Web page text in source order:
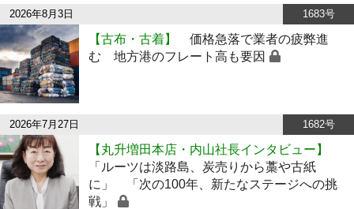
2026年8月3日 1683号
【古布・古着】
価格急落で業者の疲弊進
む 地方港のフレート高も要因
2026年7月27日 1682号
【丸升増田本店・内山社長インタビュー】
「ルーツは淡路島、炭売りから藁や古紙
に」 「次の100年、新たなステージへの挑
戦」